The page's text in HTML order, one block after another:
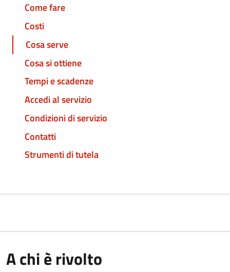
Come fare
Costi
Cosa serve
Cosa si ottiene
Tempi e scadenze
Accedi al servizio
Condizioni di servizio
Contatti
Strumenti di tutela
A chi è rivolto